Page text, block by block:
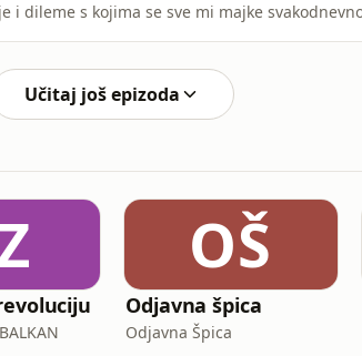
i dileme s kojima se sve mi majke
Učitaj još epizoda
OŠ
Odjavna špica
Odjavna Špica